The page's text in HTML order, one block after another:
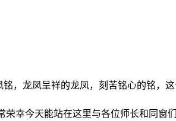
，龙凤呈祥的龙凤，刻苦铭心的铭，
荣幸今天能站在这里与各位师长和同